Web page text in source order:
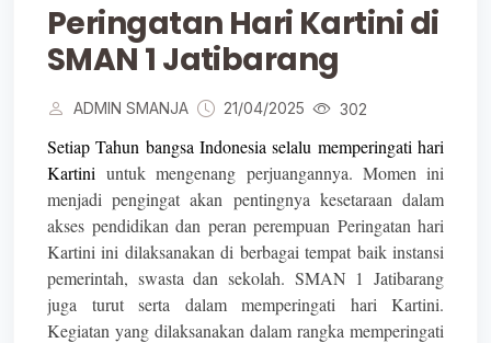
Peringatan Hari Kartini di
SMAN 1 Jatibarang
ADMIN SMANJA 21/04/2025 302
Setiap Tahun bangsa Indonesia selalu memperingati hari
Kartiniuntuk mengenang perjuangannya. Momen ini
menjadi pengingat akan pentingnya kesetaraan dalam
akses pendidikan dan peran perempuan Peringatan hari
Kartini ini dilaksanakan di berbagai tempat baik instansi
pemerintah, swasta dan sekolah. SMAN 1 Jatibarang
juga turut serta dalam memperingati hari Kartini.
Kegiatan yang dilaksanakan dalam rangka memperingati